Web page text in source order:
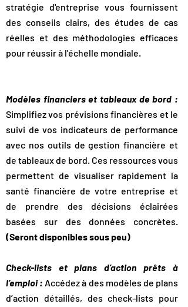
stratégie d'entreprise vous fournissent
des conseils clairs, des études de cas
réelles et des méthodologies efficaces
pour réussir à l'échelle mondiale.
Modèles financiers et tableaux de bord :
Simplifiez vos prévisions financières et le
suivi de vos indicateurs de performance
avec nos outils de gestion financière et
de tableaux de bord. Ces ressources vous
permettent de visualiser rapidement la
santé financière de votre entreprise et
de prendre des décisions éclairées
basées sur des données concrètes.
(Seront disponibles sous peu)
Check-lists et plans d’action prêts à
l’emploi : Accédez à des modèles de plans
d’action détaillés, des check-lists pour